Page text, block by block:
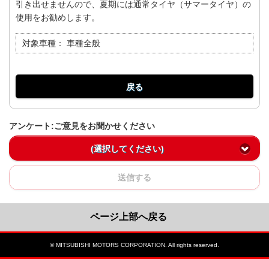
引き出せませんので、夏期には通常タイヤ（サマータイヤ）の
使用をお勧めします。
対象車種： 車種全般
戻る
アンケート:ご意見をお聞かせください
(選択してください)
送信する
ページ上部へ戻る
© MITSUBISHI MOTORS CORPORATION. All rights reserved.